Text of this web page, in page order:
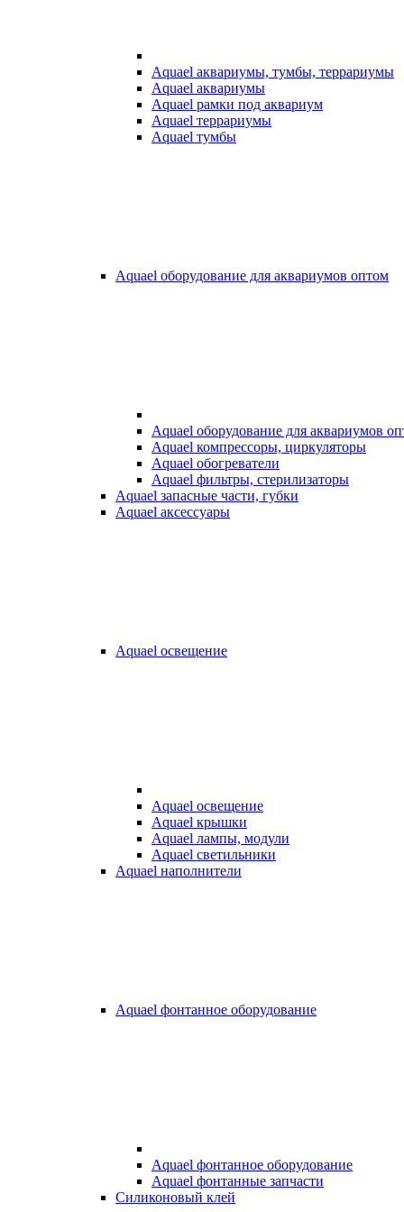
Aquael аквариумы, тумбы, террариумы
Aquael аквариумы
Aquael рамки под аквариум
Aquael террариумы
Aquael тумбы
Aquael оборудование для аквариумов оптом
Aquael оборудование для аквариумов
Aquael компрессоры, циркуляторы
Aquael обогреватели
Aquael фильтры, стерилизаторы
Aquael запасные части, губки
Aquael аксессуары
Aquael освещение
Aquael освещение
Aquael крышки
Aquael лампы, модули
Aquael светильники
Aquael наполнители
Aquael фонтанное оборудование
Aquael фонтанное оборудование
Aquael фонтанные запчасти
Силиконовый клей